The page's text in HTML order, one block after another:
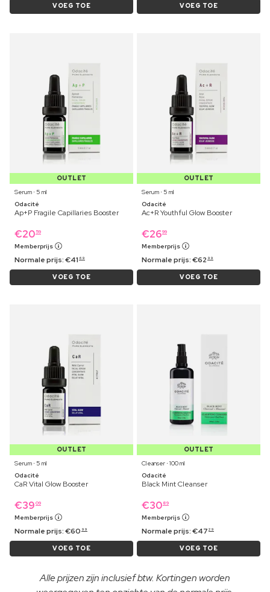
VOEG TOE VOEG TOE
OUTLET
Serum ⋅ 5 ml
Odacité
Ap+P Fragile Capillaries Booster
€20 59
Memberprijs
Normale prijs:€41 69
VOEG TOE
OUTLET
Serum ⋅ 5 ml
Odacité
Ac+R Youthful Glow Booster
€2699
Memberprijs
Normale prijs:€62 99
VOEG TOE
OUTLET
Serum ⋅ 5 ml
Odacité
CaR Vital Glow Booster
€39 09
Memberprijs
Normale prijs:€60 99
VOEG TOE
OUTLET
Cleanser ⋅ 100 ml
Odacité
Black Mint Cleanser
€30 89
Memberprijs
Normale prijs:€47 29
VOEG TOE
Alle prijzen zijn inclusief btw. Kortingen worden